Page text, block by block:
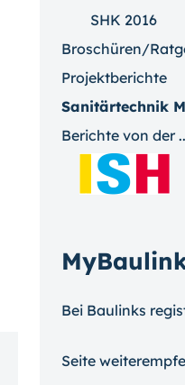
SHK 2016
Broschüren/
Projektberichte
Sanitärtechnik
Berichte von der
Bei Baulinks
Seite